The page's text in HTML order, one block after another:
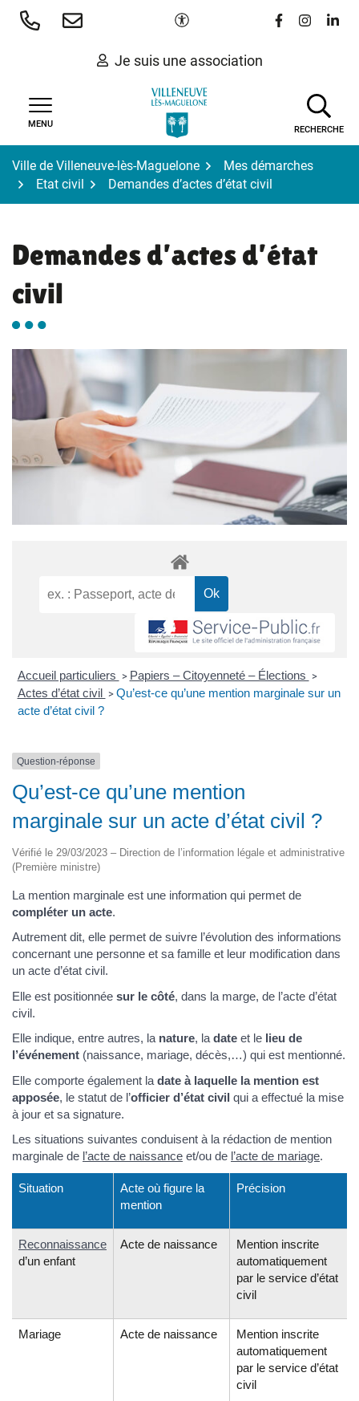
Aller
Paramètres d'accessibilité
Lien vers le
Lien vers
Lien
Je suis une association
MENU
RECHERCHE
Ville de Villeneuve-lès-Maguelone
Mes démarches
Etat civil
Demandes d’actes d’état civil
Demandes d’actes d’état
civil
Accueil particuliers > Papiers – Citoyenneté – Élections >
Actes d’état civil > Qu’est-ce qu’une mention marginale sur un
acte d’état civil ?
Question-réponse
Qu’est-ce qu’une mention
marginale sur un acte d’état civil ?
Vérifié le 29/03/2023 – Direction de l’information légale et administrative
(Première ministre)
La mention marginale est une information qui permet de
compléter un acte.
Autrement dit, elle permet de suivre l’évolution des informations
concernant une personne et sa famille et leur modification dans
un acte d’état civil.
Elle est positionnée sur le côté, dans la marge, de l’acte d’état
civil.
Elle indique, entre autres, la nature, ladate et le lieu de
l’événement (naissance, mariage, décès,…) qui est mentionné.
Elle comporte également la date à laquelle la mention est
apposée, le statut de l’officier d’état civil qui a effectué la mise
à jour et sa signature.
Les situations suivantes conduisent à la rédaction de mention
marginale de l’acte de naissance et/ou de l’acte de mariage.
Situation
Acte où figure la
mention
Précision
Reconnaissance
d’un enfant
Acte de naissance
Mention inscrite
automatiquement
par le service d’état
civil
Mariage Acte de naissance
Mention inscrite
automatiquement
par le service d’état
civil